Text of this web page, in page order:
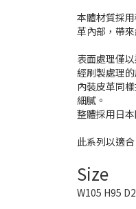
本體材質採
革內部，帶
表面處理僅
經刷製處理
內裝皮革同
細膩。
整體採用日
此系列以適
Size
W105 H95